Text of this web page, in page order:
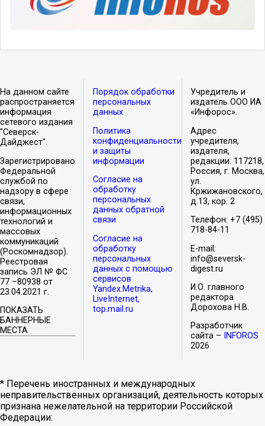
На данном сайте
распространяется
информация
сетевого издания
"Северск-
Дайджест".
Зарегистрировано
Федеральной
службой по
надзору в сфере
связи,
информационных
технологий и
массовых
коммуникаций
(Роскомнадзор).
Реестровая
запись ЭЛ № ФС
77 –80938 от
23.04.2021 г.
ПОКАЗАТЬ
БАННЕРНЫЕ
МЕСТА
Порядок обработки
персональных
данных
Политика
конфиденциальности
и защиты
информации
Согласие на
обработку
персональных
данных обратной
связи
Согласие на
обработку
персональных
данных с помощью
сервисов
Yandex.Metrika,
LiveInternet,
top.mail.ru
Учредитель и
издатель ООО ИА
«Инфорос».
Адрес
учредителя,
издателя,
редакции: 117218,
Россия, г. Москва,
ул.
Кржижановского,
д.13, кор. 2
Телефон: +7 (495)
718-84-11
E-mail:
info@seversk-
digest.ru
И.О. главного
редактора
Дорохова Н.В.
Разработчик
сайта –
INFOROS
2026
* Перечень иностранных и международных
неправительственных организаций, деятельность которых
признана нежелательной на территории Российской
Федерации: